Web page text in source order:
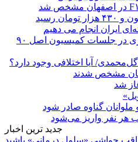
ایران انجام می دهیم
وزرای اقتصاد، صمت و دادگستری در جلسات کمیسیون اصل ۹۰
آیا اختلافی وجود دارد؟
گناوه صادر شود
جدید ترین اخبار